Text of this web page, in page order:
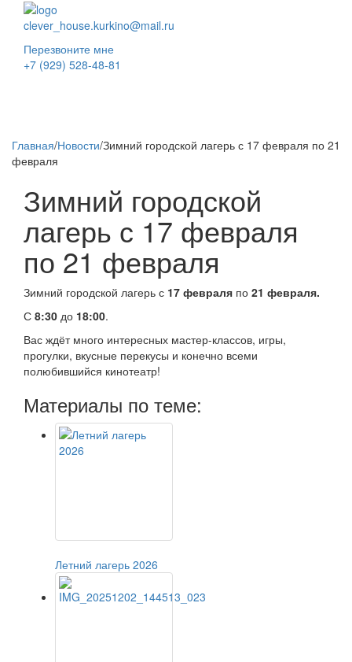
clever_house.kurkino@mail.ru
Перезвоните мне
+7 (929) 528-48-81
Главная/Новости/Зимний городской лагерь с 17 февраля по 21
февраля
Зимний городской
лагерь с 17 февраля
по 21 февраля
Зимний городской лагерь с 17 февраля по 21 февраля.
С 8:30 до 18:00.
Вас ждёт много интересных мастер-классов, игры,
прогулки, вкусные перекусы и конечно всеми
полюбившийся кинотеатр!
Материалы по теме:
Летний лагерь 2026